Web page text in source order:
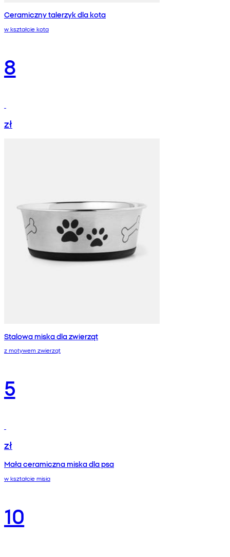
Ceramiczny talerzyk dla kota
w kształcie kota
8
zł
Stalowa miska dla zwierząt
z motywem zwierząt
5
zł
Mała ceramiczna miska dla psa
w kształcie misia
10